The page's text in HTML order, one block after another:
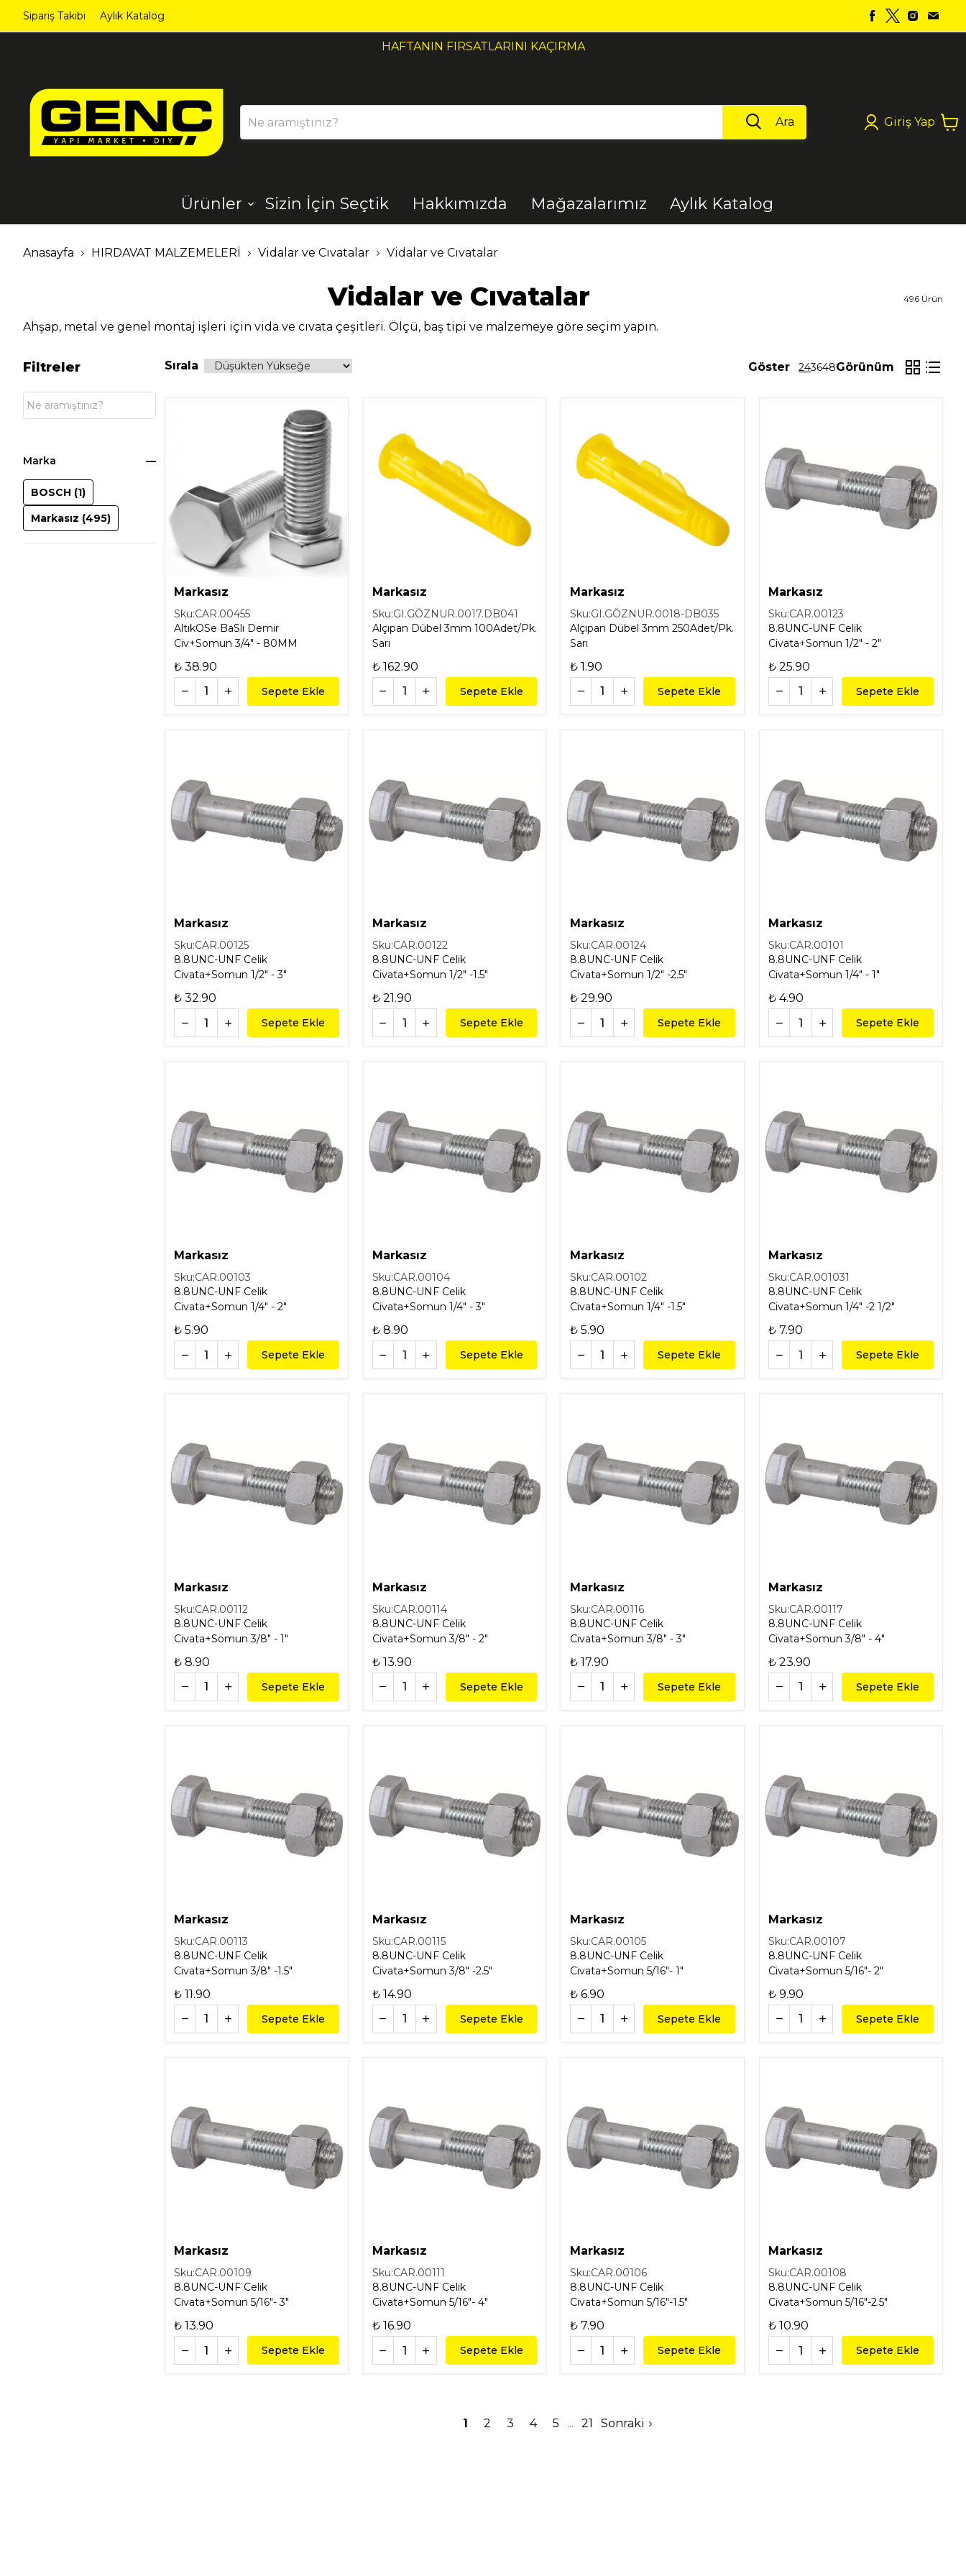
Sipariş Takibi Aylık Katalog
HAFTANIN FIRSATLARINI KAÇIRMA
Ara Giriş Yap
Ürünler
Ahşap Aydınlatma Bahçe Banyo
El Aletleri
Elektrik
Ev Gereçleri
Hırdavat
Isıtma Soğutma
Temel İnşaat
Malzemeleri
Yeni Ürün
Sizin İçin Seçtik Hakkımızda Mağazalarımız Aylık Katalog
Anasayfa HIRDAVAT MALZEMELERİ Vidalar ve Cıvatalar Vidalar ve Cıvatalar
Vidalar ve Cıvatalar 496 Ürün
Ahşap, metal ve genel montaj işleri için vida ve cıvata çeşitleri. Ölçü, baş tipi ve malzemeye göre seçim yapın.
Filtreler
Marka
BOSCH (1)
Markasız (495)
Sırala Göster 243648Görünüm
Markasız
Sku:CAR.00455
AltıkOSe BaSlı Demir
Civ+Somun 3/4" - 80MM
₺ 38.90
Sepete Ekle
Markasız
Sku:GI.GÖZNUR.0017.DB041
Alçıpan Dübel 3mm 100Adet/Pk.
Sarı
₺ 162.90
Sepete Ekle
Markasız
Sku:GI.GÖZNUR.0018-DB035
Alçıpan Dübel 3mm 250Adet/Pk.
Sarı
₺ 1.90
Sepete Ekle
Markasız
Sku:CAR.00123
8.8UNC-UNF Celik
Civata+Somun 1/2" - 2"
₺ 25.90
Sepete Ekle
Markasız
Sku:CAR.00125
8.8UNC-UNF Celik
Civata+Somun 1/2" - 3"
₺ 32.90
Sepete Ekle
Markasız
Sku:CAR.00122
8.8UNC-UNF Celik
Civata+Somun 1/2" -1.5"
₺ 21.90
Sepete Ekle
Markasız
Sku:CAR.00124
8.8UNC-UNF Celik
Civata+Somun 1/2" -2.5"
₺ 29.90
Sepete Ekle
Markasız
Sku:CAR.00101
8.8UNC-UNF Celik
Civata+Somun 1/4" - 1"
₺ 4.90
Sepete Ekle
Markasız
Sku:CAR.00103
8.8UNC-UNF Celik
Civata+Somun 1/4" - 2"
₺ 5.90
Sepete Ekle
Markasız
Sku:CAR.00104
8.8UNC-UNF Celik
Civata+Somun 1/4" - 3"
₺ 8.90
Sepete Ekle
Markasız
Sku:CAR.00102
8.8UNC-UNF Celik
Civata+Somun 1/4" -1.5"
₺ 5.90
Sepete Ekle
Markasız
Sku:CAR.001031
8.8UNC-UNF Celik
Civata+Somun 1/4" -2 1/2"
₺ 7.90
Sepete Ekle
Markasız
Sku:CAR.00112
8.8UNC-UNF Celik
Civata+Somun 3/8" - 1"
₺ 8.90
Sepete Ekle
Markasız
Sku:CAR.00114
8.8UNC-UNF Celik
Civata+Somun 3/8" - 2"
₺ 13.90
Sepete Ekle
Markasız
Sku:CAR.00116
8.8UNC-UNF Celik
Civata+Somun 3/8" - 3"
₺ 17.90
Sepete Ekle
Markasız
Sku:CAR.00117
8.8UNC-UNF Celik
Civata+Somun 3/8" - 4"
₺ 23.90
Sepete Ekle
Markasız
Sku:CAR.00113
8.8UNC-UNF Celik
Civata+Somun 3/8" -1.5"
₺ 11.90
Sepete Ekle
Markasız
Sku:CAR.00115
8.8UNC-UNF Celik
Civata+Somun 3/8" -2.5"
₺ 14.90
Sepete Ekle
Markasız
Sku:CAR.00105
8.8UNC-UNF Celik
Civata+Somun 5/16"- 1"
₺ 6.90
Sepete Ekle
Markasız
Sku:CAR.00107
8.8UNC-UNF Celik
Civata+Somun 5/16"- 2"
₺ 9.90
Sepete Ekle
Markasız
Sku:CAR.00109
8.8UNC-UNF Celik
Civata+Somun 5/16"- 3"
₺ 13.90
Sepete Ekle
Markasız
Sku:CAR.00111
8.8UNC-UNF Celik
Civata+Somun 5/16"- 4"
₺ 16.90
Sepete Ekle
Markasız
Sku:CAR.00106
8.8UNC-UNF Celik
Civata+Somun 5/16"-1.5"
₺ 7.90
Sepete Ekle
Markasız
Sku:CAR.00108
8.8UNC-UNF Celik
Civata+Somun 5/16"-2.5"
₺ 10.90
Sepete Ekle
1 2 3 4 5 21 Sonraki